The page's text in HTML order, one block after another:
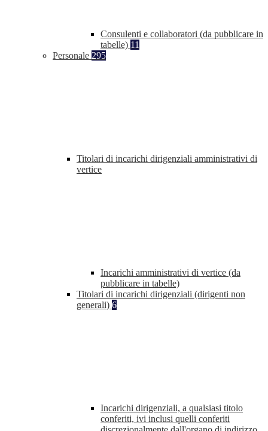
Consulenti e collaboratori (da pubblicare in
tabelle) 11
Personale 295
Titolari di incarichi dirigenziali amministrativi di
vertice
Incarichi amministrativi di vertice (da
pubblicare in tabelle)
Titolari di incarichi dirigenziali (dirigenti non
generali) 6
Incarichi dirigenziali, a qualsiasi titolo
conferiti, ivi inclusi quelli conferiti